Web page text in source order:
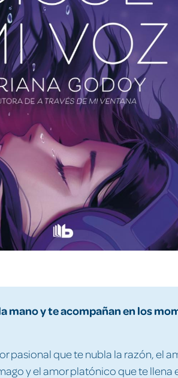
mano y te acompañan en los
pasional que te nubla la razón, el
y el amor platónico que te llena